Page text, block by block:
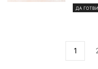
ДА
1